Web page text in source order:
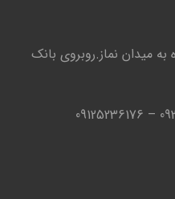
میدان نماز.روبروی بانک